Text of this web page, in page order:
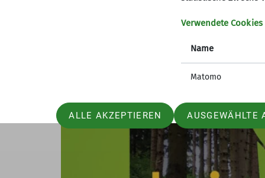
Verwendete Cookies
Name
Matomo
ALLE AKZEPTIEREN AUSGEWÄHLTE